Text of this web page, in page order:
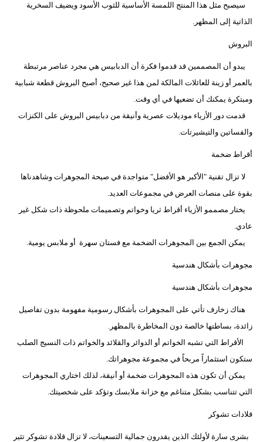
سيصبح مثل هذا المنتج اللمسة الأساسية للثوب الأسود ويضيف السخرية
الذاتية إلى المظهر.
البروش
يبدو أن المصممين قد قدموا فكرة أن الدبابيس هي مجرد عناصر مرتبطة
بالعمر أو زينة للعائلات المالكة لمن هذا غير صحيح، أصبح البروش قطعة شبابية
ومبتكرة يمكنك أن تضعيها في أي وقت.
قدمت دور الأزياء موديلات عصرية وأنيقة من دبابيس البروش على الكنزات
والفساتين والتيشيرتات.
أقراط ضخمة
لا تزال تقنية "الأكبر هو الأفضل" متواجدة في صيحة المجوهرات وشاهدناها
بقوة على منصات العرض في مجموعات العديد.
يختار مصممو الأزياء أقراط ثريا وخواتم وتصميمات ملحوظة ذات شكل غير
عادي.
يمكن الجمع بين المجوهرات الضخمة مع فستان سهرة أو ملابس يومية.
مجوهرات بأشكال هندسية
مجوهرات بأشكال هندسية
هناك زخارف تأتي على المجوهرات بأشكال رسومية مفهومة بدون تفاصيل
زائدة، بساطتها خالصة دون المخاطرة بالمظهر.
الأقراط التي تشبه الخواتم أو الدوائر والقلائد والخواتم ذات النسيج الصلب
ستكون استثماراً مربحاً في مجموعة مجوهراتك.
يمكن أن تكون هذه المجوهرات ضخمة أو أنيقة، لذلك اختاري المجوهرات
التي تتناسب بشكل متناغم مع خزانة ملابسك وتؤكد على شخصيتك.
قلادات تشوكر
بشرى سارة لأولئك الذين يقدرون جمالية التسعينات، لا تزال قلادة تشوكر تثير